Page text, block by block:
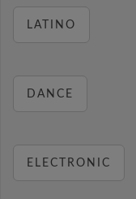
LATINO
DANCE
ELECTRONIC